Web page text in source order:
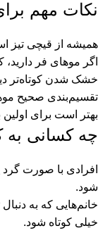
نکات مهم
همیشه از قیچی تیز
اگر موهای فر دارید،
خشک شدن کوتاه‌تر
تقسیم‌بندی صحیح
بهتر است برای
چه کسانی به
افرادی با صورت
شود.
خانم‌هایی که به
خیلی کوتاه شود.